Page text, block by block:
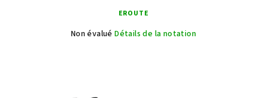
EROUTE
L'évaluation
Non évalué Détails de la notation